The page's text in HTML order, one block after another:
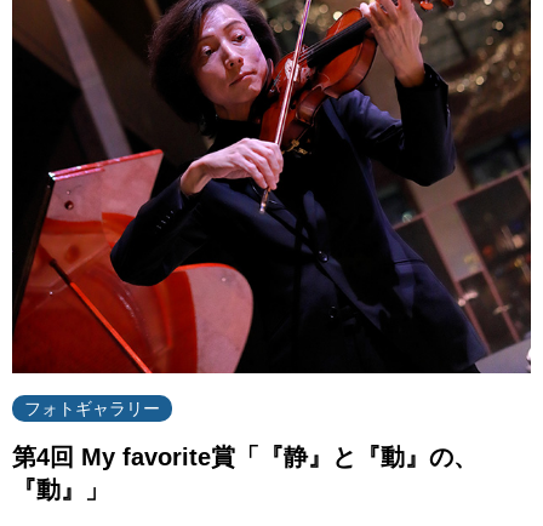
フォトギャラリー
第4回 My favorite賞「『静』と『動』の、
『動』」